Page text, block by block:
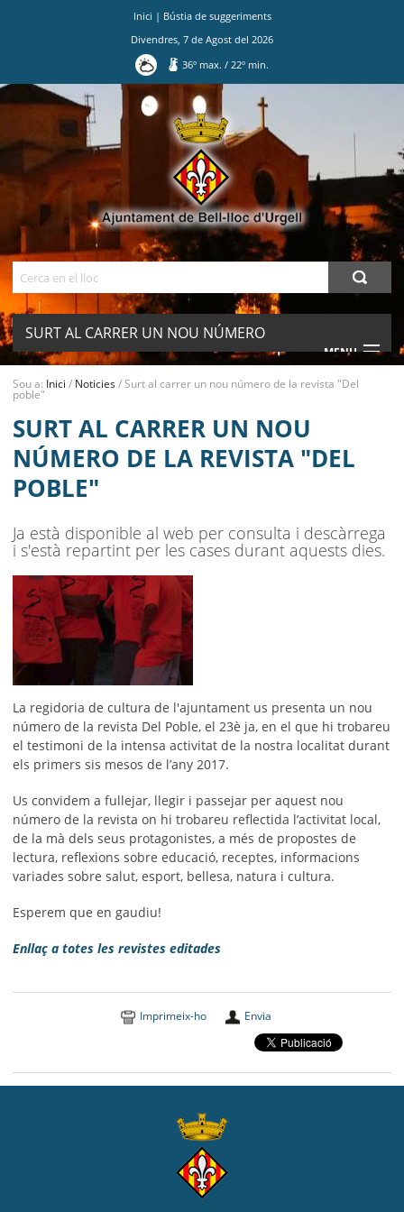
Inici | Bústia de suggeriments
Divendres 7 de Agost del 2026
36º max./ 22º min.
SURT AL CARRER UN NOU NÚMERO
DE LA REVISTA "DEL POBLE"
MENU
MUNICIPI
SEU ELECTRÒNICA
BELL-LLOC SOLUCIONA
Sou a: Inici / Noticies/Surt al carrer un nou número de la revista "Del
poble"
SURT AL CARRER UN NOU
NÚMERO DE LA REVISTA "DEL
POBLE"
Ja està disponible al web per consulta i descàrrega
i s'està repartint per les cases durant aquests dies.
La regidoria de cultura de l'ajuntament us presenta un nou
número de la revista Del Poble, el 23è ja, en el que hi trobareu
el testimoni de la intensa activitat de la nostra localitat durant
els primers sis mesos de l’any 2017.
Us convidem a fullejar, llegir i passejar per aquest nou
número de la revista on hi trobareu reflectida l’activitat local,
de la mà dels seus protagonistes, a més de propostes de
lectura, reflexions sobre educació, receptes, informacions
variades sobre salut, esport, bellesa, natura i cultura.
Esperem que en gaudiu!
Enllaç a totes les revistes editades
Imprimeix-ho Envia